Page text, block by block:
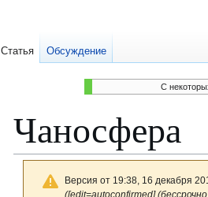
C
Чаносфера
Версия от 19:38, 16 декабря
([edit=autoconfirmed]
Статья Обсуждение